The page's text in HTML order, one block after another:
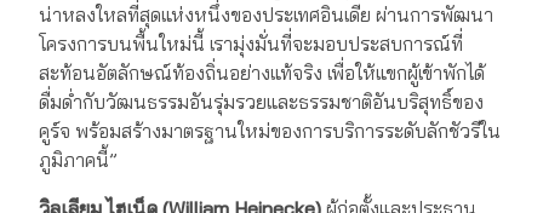
น่าหลงใหลที่สุดแห่งหนึ่งของประเทศอินเดีย ผ่านการพัฒนา
โครงการบนพื้นใหม่นี้ เรามุ่งมั่นที่จะมอบประสบการณ์ที่
สะท้อนอัตลักษณ์ท้องถิ่นอย่างแท้จริง เพื่อให้แขกผู้เข้าพักได้
ดื่มด่ำกับวัฒนธรรมอันรุ่มรวยและธรรมชาติอันบริสุทธิ์ของ
คูร์จ พร้อมสร้างมาตรฐานใหม่ของการบริการระดับลักชัวรีใน
ภูมิภาคนี้”